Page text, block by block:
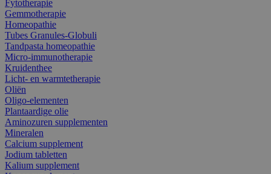
Fytotherapie
Gemmotherapie
Homeopathie
Tubes Granules-Globuli
Tandpasta homeopathie
Micro-immunotherapie
Kruidenthee
Licht- en warmtetherapie
Oliën
Oligo-elementen
Plantaardige olie
Aminozuren supplementen
Mineralen
Calcium supplement
Jodium tabletten
Kalium supplement